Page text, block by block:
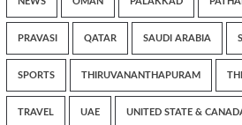
PRAVASI QATAR SAUDI ARABIA
SPORTS THIRUVANANTHAPURAM
TRAVEL UAE UNITED STATE &